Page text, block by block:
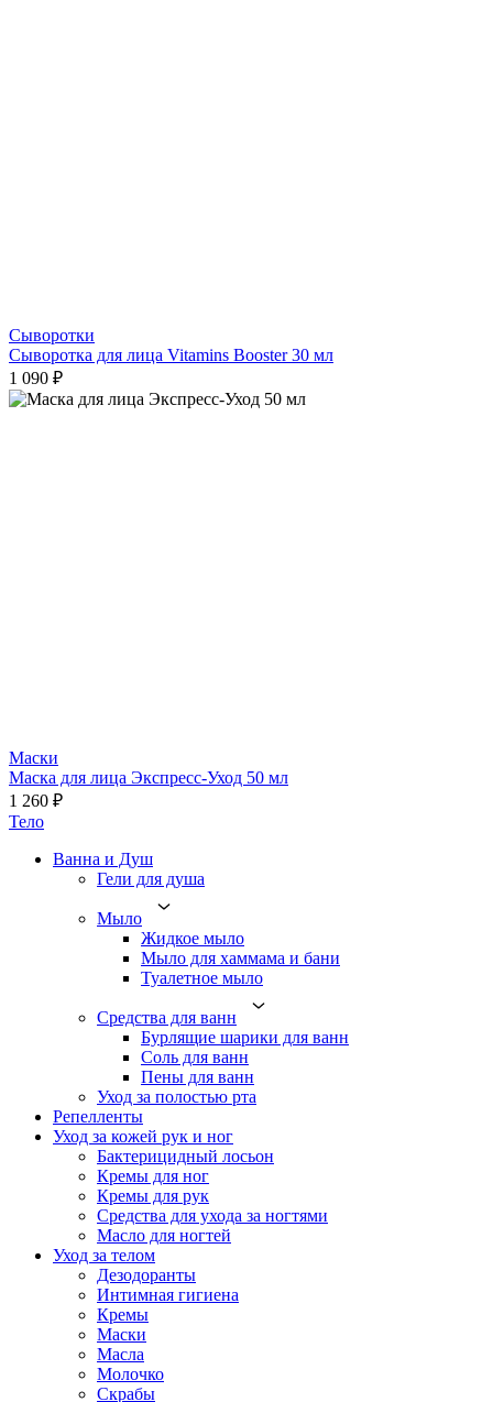
Сыворотки
Сыворотка для лица Vitamins Booster 30 мл
1 090 ₽
Маски
Маска для лица Экспресс-Уход 50 мл
1 260 ₽
Тело
Ванна и Душ
Гели для душа
Мыло
Жидкое мыло
Мыло для хаммама и бани
Туалетное мыло
Средства для ванн
Бурлящие шарики для ванн
Соль для ванн
Пены для ванн
Уход за полостью рта
Репелленты
Уход за кожей рук и ног
Бактерицидный лосьон
Кремы для ног
Кремы для рук
Средства для ухода за ногтями
Масло для ногтей
Уход за телом
Дезодоранты
Интимная гигиена
Кремы
Маски
Масла
Молочко
Скрабы